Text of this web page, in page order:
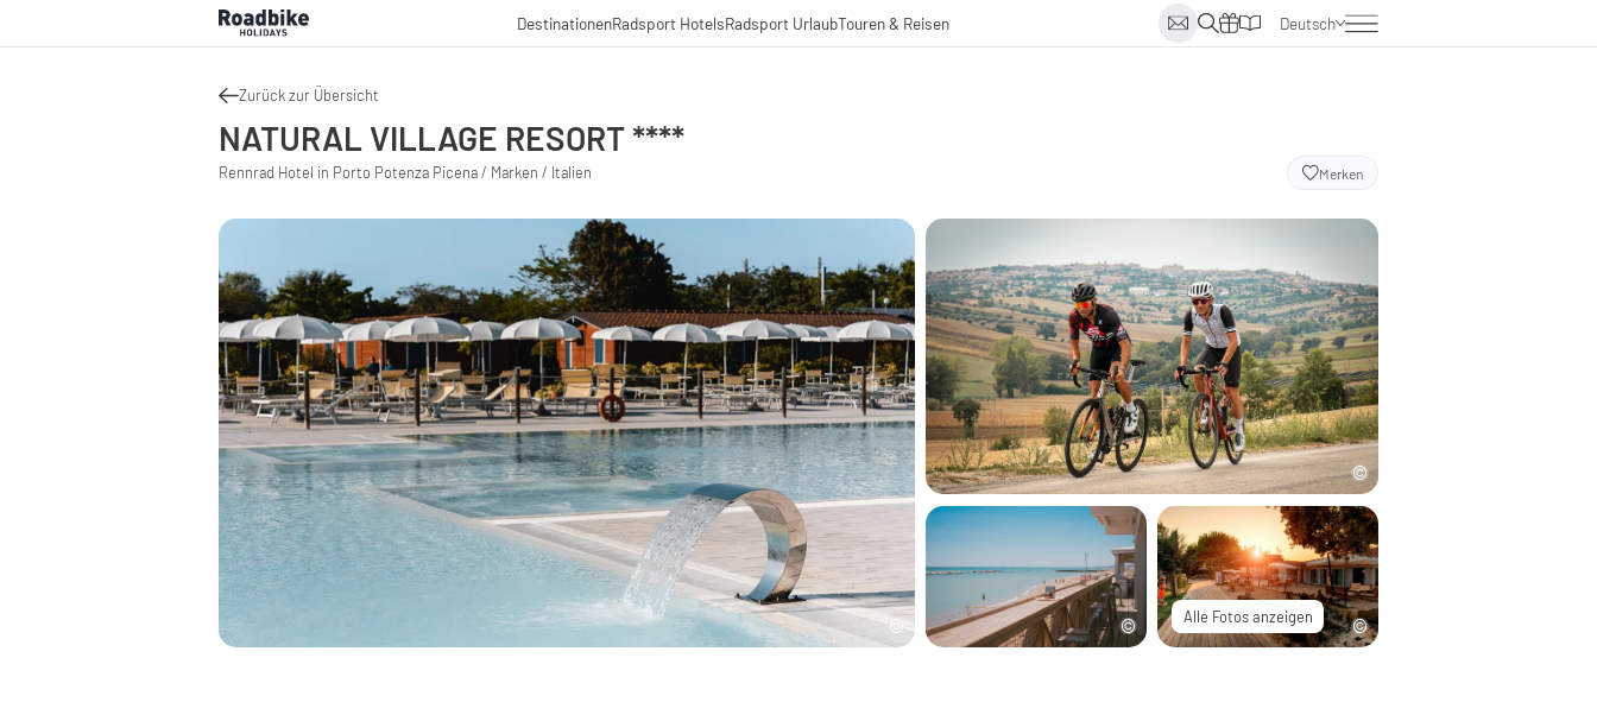
DestinationenRadsport HotelsRadsport UrlaubTouren & Reisen Deutsch
Englisch
Zurück zur Übersicht
NATURAL VILLAGE RESORT ****
Rennrad Hotel in Porto Potenza Picena / Marken / Italien Merken
Alle Fotos anzeigen